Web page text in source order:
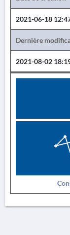
2021-06-18
Dernière
2021-08-02